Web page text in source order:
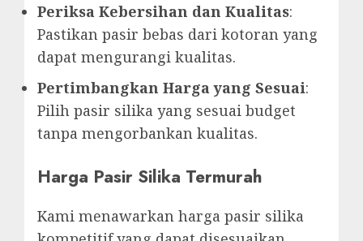
Periksa Kebersihan dan Kualitas:
Pastikan pasir bebas dari kotoran yang
dapat mengurangi kualitas.
Pertimbangkan Harga yang Sesuai:
Pilih pasir silika yang sesuai budget
tanpa mengorbankan kualitas.
Harga Pasir Silika Termurah
Kami menawarkan harga pasir silika